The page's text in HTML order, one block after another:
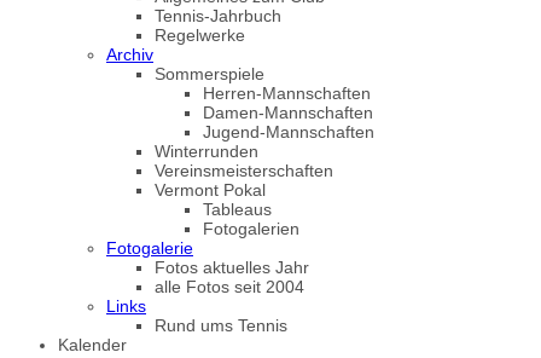
Tennis-Jahrbuch
Regelwerke
Archiv
Sommerspiele
Herren-Mannschaften
Damen-Mannschaften
Jugend-Mannschaften
Winterrunden
Vereinsmeisterschaften
Vermont Pokal
Tableaus
Fotogalerien
Fotogalerie
Fotos aktuelles Jahr
alle Fotos seit 2004
Links
Rund ums Tennis
Kalender